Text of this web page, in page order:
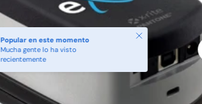
Popular en este momento
Mucha gente lo ha visto
recientemente
Cerrar